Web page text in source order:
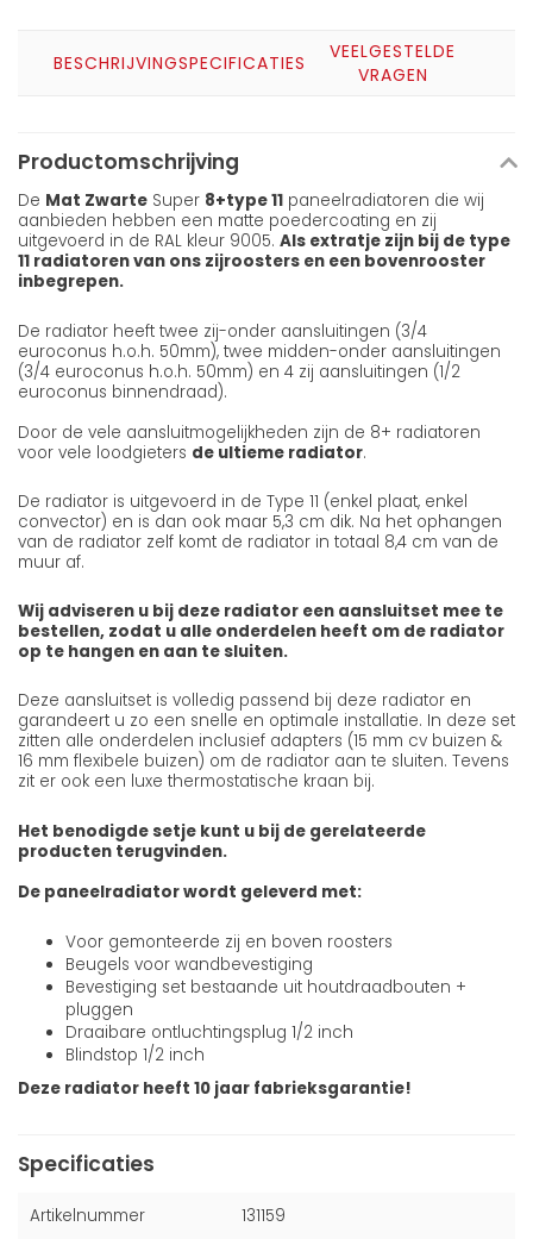
BESCHRIJVINGSPECIFICATIES
VEELGESTELDE
VRAGEN
Productomschrijving
De Mat Zwarte Super 8+type 11 paneelradiatoren die wij
aanbieden hebben een matte poedercoating en zij
uitgevoerd in de RAL kleur 9005. Als extratje zijn bij de type
11 radiatoren van ons zijroosters en een bovenrooster
inbegrepen.
De radiator heeft twee zij-onder aansluitingen (3/4
euroconus h.o.h. 50mm), twee midden-onder aansluitingen
(3/4 euroconus h.o.h. 50mm) en 4 zij aansluitingen (1/2
euroconus binnendraad).
Door de vele aansluitmogelijkheden zijn de 8+ radiatoren
voor vele loodgieters de ultieme radiator.
De radiator is uitgevoerd in de Type 11 (enkel plaat, enkel
convector) en is dan ook maar 5,3 cm dik. Na het ophangen
van de radiator zelf komt de radiator in totaal 8,4 cm van de
muur af.
Wij adviseren u bij deze radiator een aansluitset mee te
bestellen, zodat u alle onderdelen heeft om de radiator
op te hangen en aan te sluiten.
Deze aansluitset is volledig passend bij deze radiator en
garandeert u zo een snelle en optimale installatie. In deze set
zitten alle onderdelen inclusief adapters (15 mm cv buizen &
16 mm flexibele buizen) om de radiator aan te sluiten. Tevens
zit er ook een luxe thermostatische kraan bij.
Het benodigde setje kunt u bij de gerelateerde
producten terugvinden.
De paneelradiator wordt geleverd met:
Voor gemonteerde zij en boven roosters
Beugels voor wandbevestiging
Bevestiging set bestaande uit houtdraadbouten +
pluggen
Draaibare ontluchtingsplug 1/2 inch
Blindstop 1/2 inch
Deze radiator heeft 10 jaar fabrieksgarantie!
Specificaties
Artikelnummer 131159